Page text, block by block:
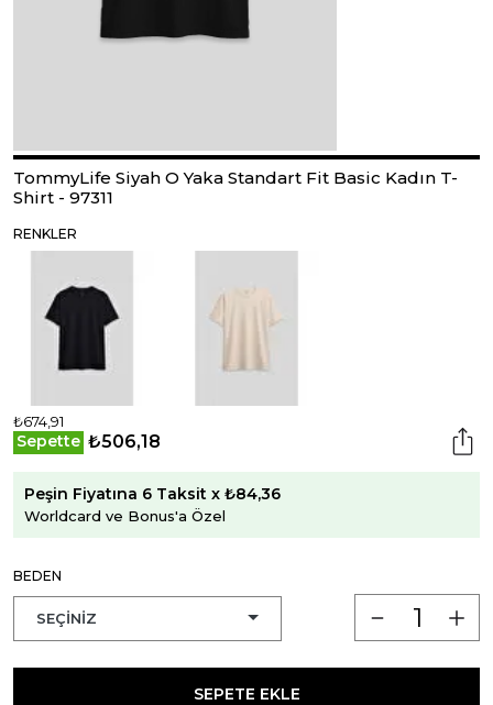
TommyLife Siyah O Yaka Standart Fit Basic Kadın T-
Shirt - 97311
RENKLER
₺674,91
Sepette ₺506,18
Peşin Fiyatına 6 Taksit x ₺84,36
Worldcard ve Bonus'a Özel
BEDEN
SEPETE EKLE